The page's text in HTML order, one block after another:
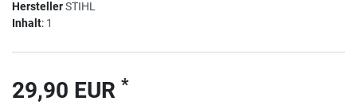
HerstellerSTIHL
Inhalt: 1
29,90 EUR*